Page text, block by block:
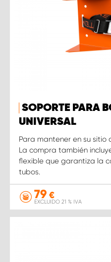
SOPORTE PARA
UNIVERSAL
Para mantener en su sitio
La compra también
flexible que garantiza la
tubos.
79 €
EXCLUIDO 21 % IVA